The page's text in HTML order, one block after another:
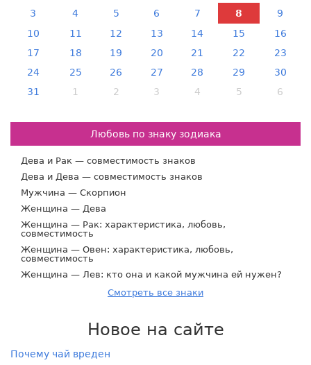
3
4 5 6 7 8
9
10
11 12 13 14 15
16
17
18 19 20 21 22
23
24
25 26 27 28 29
30
31
1 2 3 4 5 6
Любовь по знаку зодиака
Дева и Рак — совместимость знаков
Дева и Дева — совместимость знаков
Мужчина — Скорпион
Женщина — Дева
Женщина — Рак: характеристика, любовь,
совместимость
Женщина — Овен: характеристика, любовь,
совместимость
Женщина — Лев: кто она и какой мужчина ей нужен?
Смотреть все знаки
Новое на сайте
Почему чай вреден